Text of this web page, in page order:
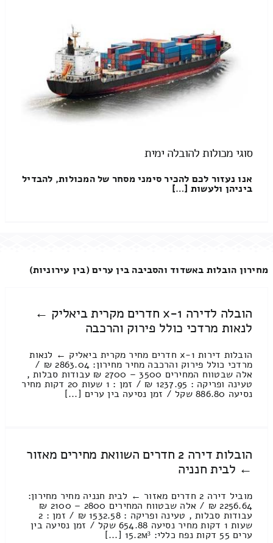
סוגי מכולות להובלה ימית
אנו נעזור לכם להכיר סימני מסחר של המכולות, להבדיל
ביניהן ולעשות […]
מחירון הובלות באשדוד והסביבה בין ערים (בין עירוניות)
הובלה לדירה 1-x חדרים מקרית ביאליק ←
לנאות מרדכי כולל פירוק והרכבה
הובלות דירות 1-x חדרים מחיר מקרית ביאליק ← לנאות
מרדכי כולל פירוק והרכבה מחיר מחירון: 2863.04 ₪ /
אלה שבטווח המחירים 3500 – 2700 ₪ עבודות סבלות ,
טעינה ופריקה : 1237.95 ₪ / זמן : 1 שעות 20 דקות מחיר
נסיעה 886.80 שקל / זמן נסיעה בין ערים [...]
הובלות דירה 2 חדרים השוואת מחירים מאזור
← לבית חנניה
מוביל דירה 2 חדרים מאזור ← לבית חנניה מחיר מחירון:
2256.64 ₪ / אלה שבטווח המחירים 2800 – 2100 ₪
עבודות סבלות , טעינה ופריקה : 1532.58 ₪ / זמן : 2
שעות 1 דקות מחיר נסיעה 654.88 שקל / זמן נסיעה בין
ערים 55 דקות נפח כללי: 15.2м³ [...]